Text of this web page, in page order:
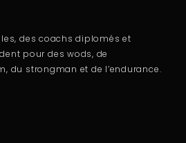
des coachs diplomés et
pour des wods, de
du strongman et de l’endurance.